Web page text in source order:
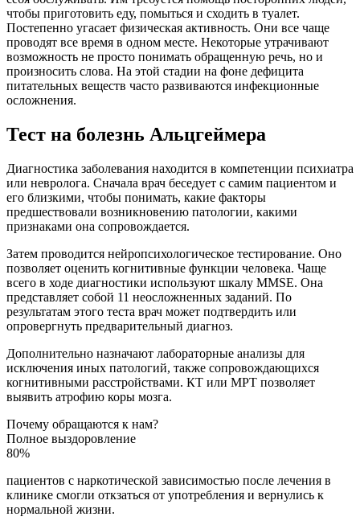
чтобы приготовить еду, помыться и сходить в туалет.
Постепенно угасает физическая активность. Они все чаще
проводят все время в одном месте. Некоторые утрачивают
возможность не просто понимать обращенную речь, но и
произносить слова. На этой стадии на фоне дефицита
питательных веществ часто развиваются инфекционные
осложнения.
Тест на болезнь Альцгеймера
Диагностика заболевания находится в компетенции психиатра
или невролога. Сначала врач беседует с самим пациентом и
его близкими, чтобы понимать, какие факторы
предшествовали возникновению патологии, какими
признаками она сопровождается.
Затем проводится нейропсихологическое тестирование. Оно
позволяет оценить когнитивные функции человека. Чаще
всего в ходе диагностики используют шкалу MMSE. Она
представляет собой 11 неосложненных заданий. По
результатам этого теста врач может подтвердить или
опровергнуть предварительный диагноз.
Дополнительно назначают лабораторные анализы для
исключения иных патологий, также сопровождающихся
когнитивными расстройствами. КТ или МРТ позволяет
выявить атрофию коры мозга.
Почему обращаются к нам?
Полное выздоровление
80%
пациентов с наркотической зависимостью после лечения в
клинике смогли откзаться от употребления и вернулись к
нормальной жизни.